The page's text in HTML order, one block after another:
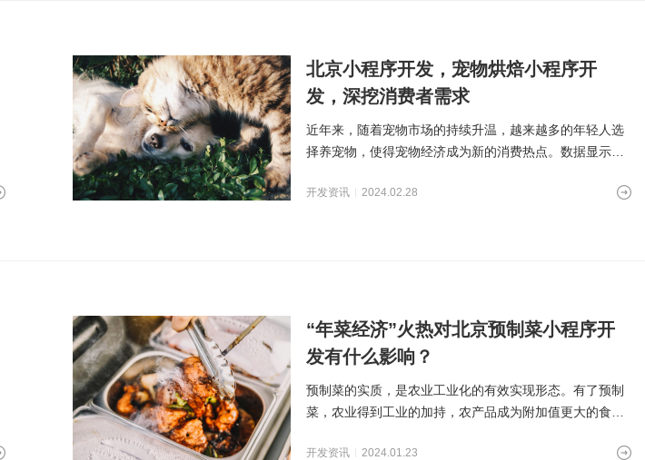
北京小程序开发，宠物烘焙小程序开
发，深挖消费者需求
近年来，随着宠物市场的持续升温，越来越多的年轻人选
择养宠物，使得宠物经济成为新的消费热点。数据显示，
开发资讯 2024.02.28
“年菜经济”火热对北京预制菜小程序开
发有什么影响？
预制菜的实质，是农业工业化的有效实现形态。有了预制
菜，农业得到工业的加持，农产品成为附加值更大的食
开发资讯 2024.01.23